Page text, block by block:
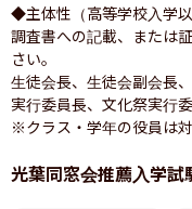
◆主体性（高等学校入学
調査書への記載、または
さい。
生徒会長、生徒会副会長
実行委員長、文化祭実行
※クラス・学年の役員は対
光葉同窓会推薦入学試